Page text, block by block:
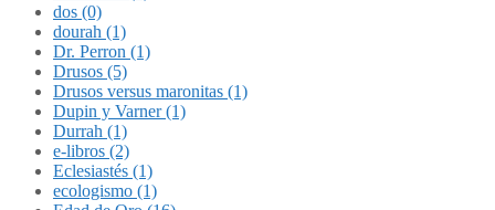
dos (0)
dourah (1)
Dr. Perron (1)
Drusos (5)
Drusos versus maronitas (1)
Dupin y Varner (1)
Durrah (1)
e-libros (2)
Eclesiastés (1)
ecologismo (1)